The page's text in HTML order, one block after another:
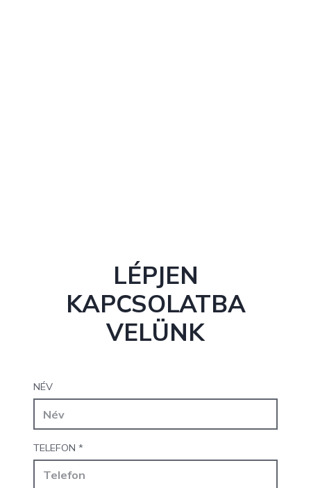
LÉPJEN
KAPCSOLATBA
VELÜNK
NÉV
TELEFON *